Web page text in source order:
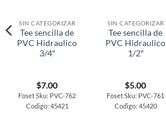
SIN CATEGORIZAR
Tee sencilla de
PVC Hidraulico
3/4″
$7.00
Foset Sku: PVC-762
Codigo: 45421
SIN CATEGORIZAR
Tee sencilla de
PVC Hidraulico
1/2″
$5.00
Foset Sku: PVC-761
Codigo: 45420